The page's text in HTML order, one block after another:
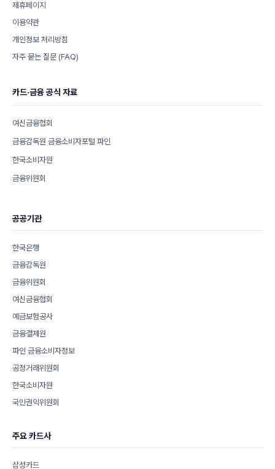
제휴페이지
이용약관
개인정보 처리방침
자주 묻는 질문 (FAQ)
카드·금융 공식 자료
여신금융협회
금융감독원 금융소비자포털 파인
한국소비자원
금융위원회
공공기관
한국은행
금융감독원
금융위원회
여신금융협회
예금보험공사
금융결제원
파인 금융소비자정보
공정거래위원회
한국소비자원
국민권익위원회
주요 카드사
삼성카드